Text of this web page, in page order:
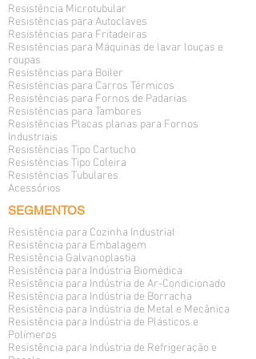
verdadeira cozinha industrial que
confecciona os melhores produtos
de resistência, com as melhores
matérias-primas disponíveis no
mercado, além de especialistas na
área no comando da cadeia
produtiva. Com este know how,
fabricamos as melhores
resistências para boiler.
As resistências desenvolvidas pela
Itaquá também contemplam todas
as marcas: Asol, Astrosol, Atual,
Belosol, Colsol, Cumulus, Enalter,
Girassol, Heliotek, Komeco,
Maksolar, Mastersol, Ouro Fino,
Quartsol, Solar Revolution, Solágua,
Solar Life, Solar Minas, Solarbraz,
Solartec, Soletrol, Solis, Tecnosol,
Tecnothermi, Tégula, Tempersol,
Resistência Microtubular
Resistências para Autoclaves
Resistências para Fritadeiras
Resistências para Máquinas de lavar louças e
roupas
Resistências para Boiler
Resistências para Carros Térmicos
Resistências para Fornos de Padarias
Resistências para Tambores
Resistências Placas planas para Fornos
Industriais
Resistências Tipo Cartucho
Resistências Tipo Coleira
Resistências Tubulares
Acessórios
SEGMENTOS
Resistência para Cozinha Industrial
Resistência para Embalagem
Resistência Galvanoplastia
Resistência para Indústria Biomédica
Resistência para Indústria de Ar-Condicionado
Resistência para Indústria de Borracha
Resistência para Indústria de Metal e Mecânica
Resistência para Indústria de Plásticos e
Polímeros
Resistência para Indústria de Refrigeração e